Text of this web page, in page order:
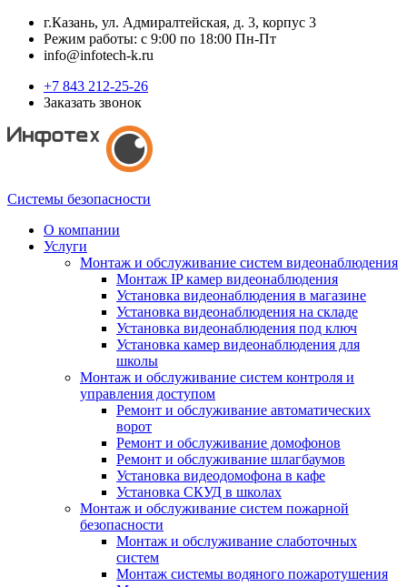
г.Казань, ул. Адмиралтейская, д. 3, корпус 3
Режим работы: с 9:00 по 18:00 Пн-Пт
info@infotech-k.ru
+7 843 212-25-26
Заказать звонок
Системы безопасности
О компании
Услуги
Монтаж и обслуживание систем видеонаблюдения
Монтаж IP камер видеонаблюдения
Установка видеонаблюдения в магазине
Установка видеонаблюдения на складе
Установка видеонаблюдения под ключ
Установка камер видеонаблюдения для
школы
Монтаж и обслуживание систем контроля и
управления доступом
Ремонт и обслуживание автоматических
ворот
Ремонт и обслуживание домофонов
Ремонт и обслуживание шлагбаумов
Установка видеодомофона в кафе
Установка СКУД в школах
Монтаж и обслуживание систем пожарной
безопасности
Монтаж и обслуживание слаботочных
систем
Монтаж системы водяного пожаротушения